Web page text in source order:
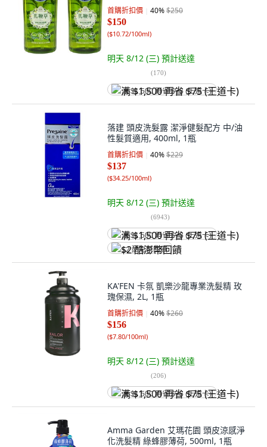
首購折扣價 40%$250
$150
($10.72/100ml)
明天 8/12 (三) 預計送達
(170)
满 $1,500 再省 $75 (王道卡)
落建 頭皮洗髮露 潔淨健髮配方 中/油
性髮質適用, 400ml, 1瓶
首購折扣價 40%$229
$137
($34.25/100ml)
明天 8/12 (三) 預計送達
(6943)
满 $1,500 再省 $75 (王道卡)
$2 酷澎幣回饋
KA'FEN 卡氛 凱樂沙龍專業洗髮精 玫
瑰保濕, 2L, 1瓶
首購折扣價 40%$260
$156
($7.80/100ml)
明天 8/12 (三) 預計送達
(206)
满 $1,500 再省 $75 (王道卡)
Amma Garden 艾瑪花園 頭皮涼感淨
化洗髮精 綠蜂膠薄荷, 500ml, 1瓶